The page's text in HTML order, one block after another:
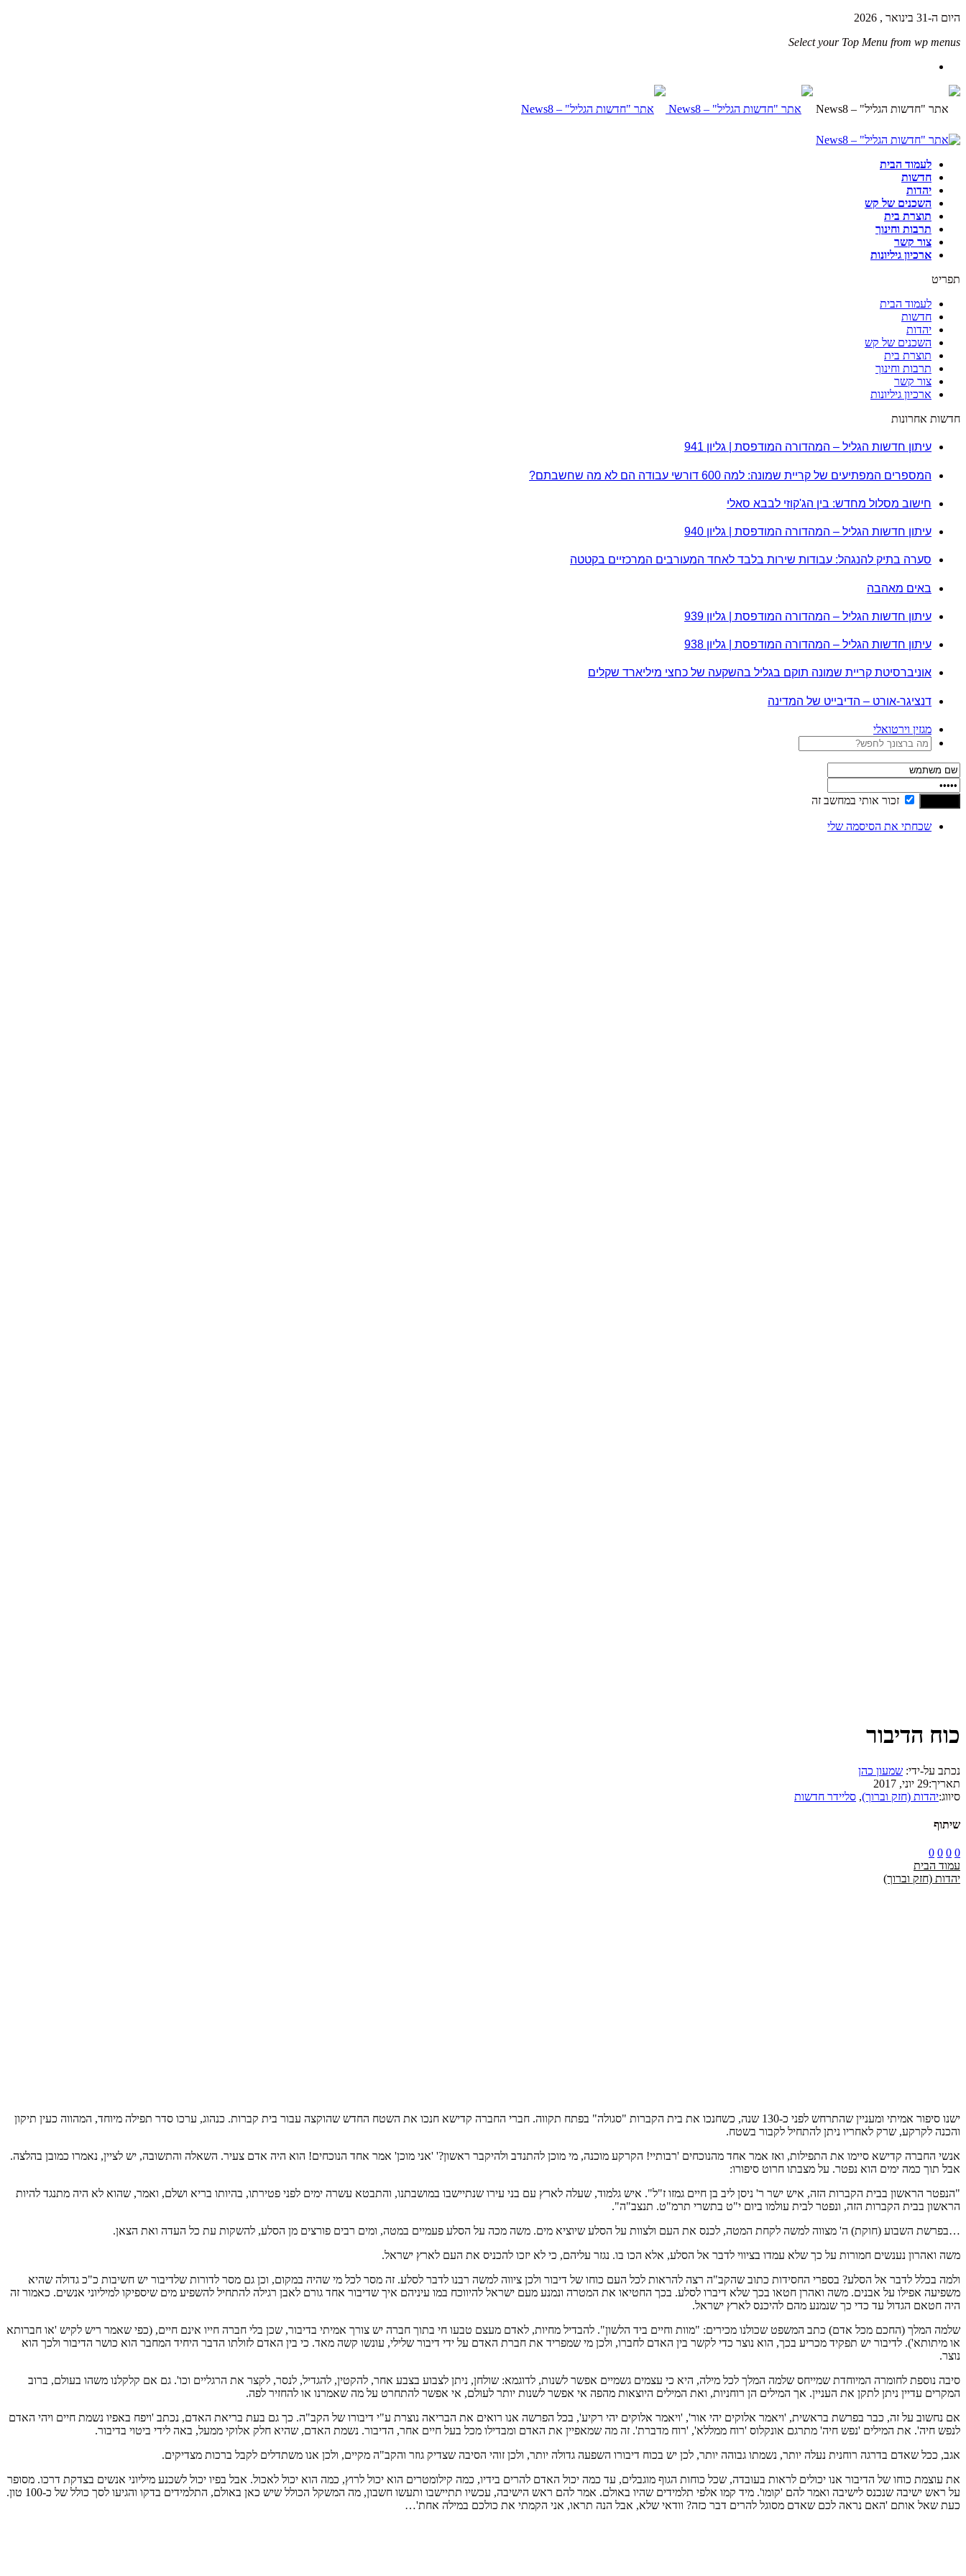
היום ה-31 בינואר , 2026
Select your Top Menu from wp menus
לעמוד הבית
חדשות
יהדות
השכנים של קש
תוצרת בית
תרבות וחינוך
צור קשר
ארכיון גיליונות
תפריט
לעמוד הבית
חדשות
יהדות
השכנים של קש
תוצרת בית
תרבות וחינוך
צור קשר
ארכיון גיליונות
חדשות אחרונות
עיתון חדשות הגליל – המהדורה המודפסת | גליון 941
המספרים המפתיעים של קריית שמונה: למה 600 דורשי עבודה הם לא מה שחשבתם?
חישוב מסלול מחדש: בין הג'קוזי לבבא סאלי
עיתון חדשות הגליל – המהדורה המודפסת | גליון 940
סערה בתיק להנגהל: עבודות שירות בלבד לאחד המעורבים המרכזיים בקטטה
באים מאהבה
עיתון חדשות הגליל – המהדורה המודפסת | גליון 939
עיתון חדשות הגליל – המהדורה המודפסת | גליון 938
אוניברסיטת קריית שמונה תוקם בגליל בהשקעה של כחצי מיליארד שקלים
דנציגר-אורט – הדיבייט של המדינה
מגזין וירטואלי
זכור אותי במחשב זה
שכחתי את הסיסמה שלי
כוח הדיבור
נכתב על-ידי: שמעון כהן
תאריך:29 יוני, 2017
סיווג:יהדות (חזק וברוך), סליידר חדשות
שיתוף
0
0
0
0
עמוד הבית
יהדות (חזק וברוך)
ישנו סיפור אמיתי ומעניין שהתרחש לפני כ-130 שנה, כשחנכו את בית הקברות "סגולה" בפתח תקווה. חברי החברה קדישא חנכו את השטח החדש שהוקצה עבור בית קברות. כנהוג, ערכו סדר תפילה מיוחד, המהווה כעין תיקון
והכנה לקרקע, שרק לאחריו ניתן להתחיל לקבור בשטח.
אנשי החברה קדישא סיימו את התפילות, ואז אמר אחד מהנוכחים 'רבותיי! הקרקע מוכנה, מי מוכן להתנדב ולהיקבר ראשון?' 'אני מוכן' אמר אחד הנוכחים! הוא היה אדם צעיר. השאלה והתשובה, יש לציין, נאמרו כמובן בהלצה.
אבל תוך כמה ימים הוא נפטר. על מצבתו חרוט סיפורו:
"הנפטר הראשון בבית הקברות הזה, איש ישר ר' ניסן ליב בן חיים גמזו ז"ל". איש גלמוד, שעלה לארץ עם בני עירו שנתיישבו במושבתנו, והתבטא עשרה ימים לפני פטירתו, בהיותו בריא ושלם, ואמר, שהוא לא היה מתנגד להיות
הראשון בבית הקברות הזה, ונפטר לבית עולמו ביום י"ט בתשרי תרמ"ט. תנצב"ה".
…בפרשת השבוע (חוקת) ה' מצווה למשה לקחת המטה, לכנס את העם ולצוות על הסלע שיוציא מים. משה מכה על הסלע פעמיים במטה, ומים רבים פורצים מן הסלע, להשקות עת כל העדה ואת הצאן.
משה ואהרון נענשים חמורות על כך שלא עמדו בציווי לדבר אל הסלע, אלא הכו בו. נגזר עליהם, כי לא יזכו להכניס את העם לארץ ישראל.
ולמה בכלל לדבר אל הסלע? בספרי החסידות כתוב שהקב"ה רצה להראות לכל העם כוחו של דיבור ולכן ציווה למשה רבנו לדבר לסלע. זה מסר לכל מי שהיה במקום, וכן גם מסר לדורות שלדיבור יש חשיבות כ"כ גדולה שהיא
משפיעה אפילו על אבנים. משה ואהרן חטאו בכך שלא דיברו לסלע. בכך החטיאו את המטרה ונמנע מעם ישראל להיווכח במו עיניהם איך שדיבור אחד גורם לאבן רגילה להתחיל להשפיע מים שיספיקו למיליוני אנשים. כאמור זה
היה חטאם הגדול עד כדי כך שנמנע מהם להיכנס לארץ ישראל.
שלמה המלך (החכם מכל אדם) כתב המשפט שכולנו מכירים: "מוות וחיים ביד הלשון". להבדיל מחיות, לאדם מעצם טבעו חי בתוך חברה יש צורך אמיתי בדיבור, שכן בלי חברה חייו אינם חיים, (כפי שאמר ריש לקיש 'או חברותא
או מיתותא'). לדיבור יש תפקיד מכריע בכך, הוא נוצר כדי לקשר בין האדם לחברו, ולכן מי שמפריד את חברת האדם על ידי דיבור שלילי, עונשו קשה מאד. כי בין האדם לזולתו הדבר היחיד המחבר הוא כושר הדיבור ולכך הוא
נוצר.
סיבה נוספת לחומרה המיוחדת שמייחס שלמה המלך לכל מילה, היא כי עצמים גשמיים אפשר לשנות, לדוגמא: שולחן, ניתן לצבוע בצבע אחר, להקטין, להגדיל, לנסר, לקצר את הרגליים וכו'. גם אם קלקלנו משהו בעולם, ברוב
המקרים עדיין ניתן לתקן את העניין. אך המילים הן רוחניות, ואת המילים היוצאות מהפה אי אפשר לשנות יותר לעולם, אי אפשר להתחרט על מה שאמרנו או להחזיר לפה.
אם נחשוב על זה, כבר בפרשת בראשית, 'ויאמר אלוקים יהי אור', 'ויאמר אלוקים יהי רקיע', בכל הפרשה אנו רואים את הבריאה נוצרת ע"י דיבורו של הקב"ה. כך גם בעת בריאת האדם, נכתב 'ויפח באפיו נשמת חיים ויהי האדם
לנפש חיה'. את המילים 'נפש חיה' מתרגם אונקלוס 'רוח ממללא', 'רוח מדברת'. זה מה שמאפיין את האדם ומבדילו מכל בעל חיים אחר, הדיבור. נשמת האדם, שהיא חלק אלוקי ממעל, באה לידי ביטוי בדיבור.
אגב, ככל שאדם בדרגה רוחנית נעלה יותר, נשמתו גבוהה יותר, לכן יש בכוח דיבורו השפעה גדולה יותר, ולכן זוהי הסיבה שצדיק גוזר והקב"ה מקיים, ולכן אנו משתדלים לקבל ברכות מצדיקים.
את עוצמת כוחו של הדיבור אנו יכולים לראות בעובדה, שכל כוחות הגוף מוגבלים, עד כמה יכול האדם להרים בידיו, כמה קילומטרים הוא יכול לרוץ, כמה הוא יכול לאכול. אבל בפיו יכול לשכנע מיליוני אנשים בצדקת דרכו. מסופר
על ראש ישיבה שנכנס לישיבה ואמר להם 'קומו'. מיד קמו אלפי תלמידים שהיו באולם. אמר להם ראש הישיבה, עכשיו תתיישבו ותעשו חשבון, מה המשקל הכולל שיש כאן באולם, התלמידים בדקו והגיעו לסך כולל של כ-100 טון.
כעת שאל אותם 'האם נראה לכם שאדם מסוגל להרים דבר כזה? וודאי שלא, אבל הנה תראו, אני הקמתי את כולכם במילה אחת'…